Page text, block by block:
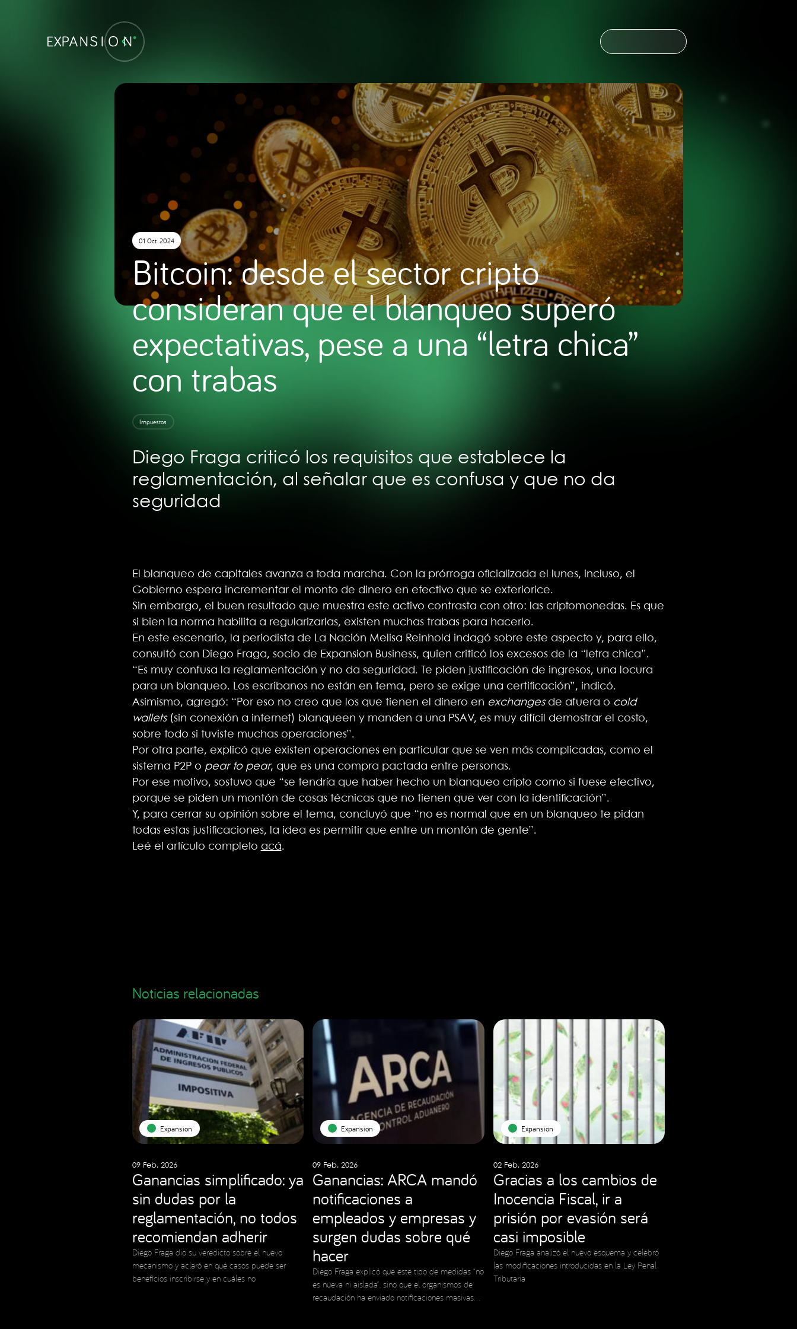
NOTICIAS ESPAÑOL
01 Oct. 2024
Bitcoin: desde el sector cripto
consideran que el blanqueo superó
expectativas, pese a una “letra chica”
con trabas
Impuestos
Diego Fraga criticó los requisitos que establece la
reglamentación, al señalar que es confusa y que no da
seguridad
El blanqueo de capitales avanza a toda marcha. Con la prórroga oficializada el lunes, incluso, el
Gobierno espera incrementar el monto de dinero en efectivo que se exteriorice.
Sin embargo, el buen resultado que muestra este activo contrasta con otro: las criptomonedas. Es que
si bien la norma habilita a regularizarlas, existen muchas trabas para hacerlo.
En este escenario, la periodista de La Nación Melisa Reinhold indagó sobre este aspecto y, para ello,
consultó con Diego Fraga, socio de Expansion Business, quien criticó los excesos de la “letra chica”.
“Es muy confusa la reglamentación y no da seguridad. Te piden justificación de ingresos, una locura
para un blanqueo. Los escribanos no están en tema, pero se exige una certificación”, indicó.
Asimismo, agregó: “Por eso no creo que los que tienen el dinero en exchangesde afuera o cold
wallets(sin conexión a internet) blanqueen y manden a una PSAV, es muy difícil demostrar el costo,
sobre todo si tuviste muchas operaciones”.
Por otra parte, explicó que existen operaciones en particular que se ven más complicadas, como el
sistema P2P o pear to pear, que es una compra pactada entre personas.
Por ese motivo, sostuvo que “se tendría que haber hecho un blanqueo cripto como si fuese efectivo,
porque se piden un montón de cosas técnicas que no tienen que ver con la identificación”.
Y, para cerrar su opinión sobre el tema, concluyó que “no es normal que en un blanqueo te pidan
todas estas justificaciones, la idea es permitir que entre un montón de gente”.
Leé el artículo completo acá.
Noticias relacionadas
Expansion
09 Feb. 2026
Ganancias simplificado: ya
sin dudas por la
reglamentación, no todos
recomiendan adherir
Diego Fraga dio su veredicto sobre el nuevo
mecanismo y aclaró en qué casos puede ser
beneficios inscribirse y en cuáles no
Expansion
09 Feb. 2026
Ganancias: ARCA mandó
notificaciones a
empleados y empresas y
surgen dudas sobre qué
hacer
Diego Fraga explicó que este tipo de medidas “no
es nueva ni aislada”, sino que el organismos de
recaudación ha enviado notificaciones masivas
Expansion
02 Feb. 2026
Gracias a los cambios de
Inocencia Fiscal, ir a
prisión por evasión será
casi imposible
Diego Fraga analizó el nuevo esquema y celebró
las modificaciones introducidas en la Ley Penal
Tributaria